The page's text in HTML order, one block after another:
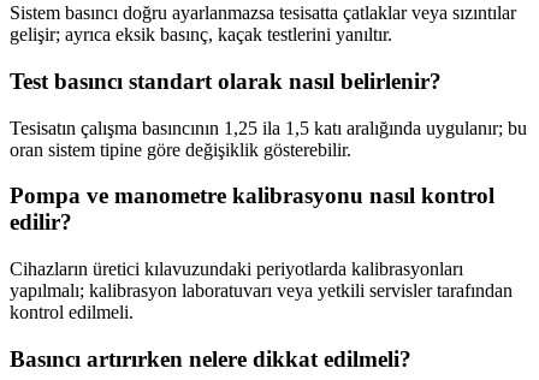
Sistem basıncı doğru ayarlanmazsa tesisatta çatlaklar veya sızıntılar
gelişir; ayrıca eksik basınç, kaçak testlerini yanıltır.
Test basıncı standart olarak nasıl belirlenir?
Tesisatın çalışma basıncının 1,25 ila 1,5 katı aralığında uygulanır; bu
oran sistem tipine göre değişiklik gösterebilir.
Pompa ve manometre kalibrasyonu nasıl kontrol
edilir?
Cihazların üretici kılavuzundaki periyotlarda kalibrasyonları
yapılmalı; kalibrasyon laboratuvarı veya yetkili servisler tarafından
kontrol edilmeli.
Basıncı artırırken nelere dikkat edilmeli?